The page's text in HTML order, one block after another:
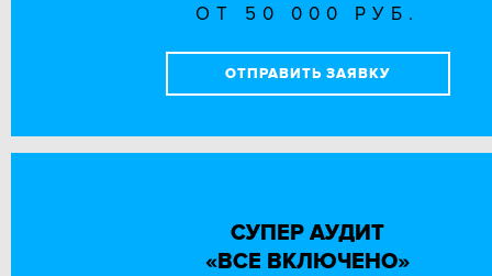
ОТ 50 000 РУБ.
ОТПРАВИТЬ ЗАЯВКУ
СУПЕР АУДИТ
«ВСЕ ВКЛЮЧЕНО»